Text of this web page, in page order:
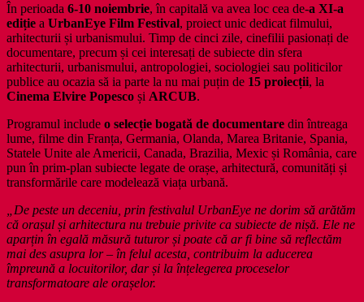
În perioada 6-10 noiembrie, în capitală va avea loc cea de-a XI-a
ediție a UrbanEye Film Festival, proiect unic dedicat filmului,
arhitecturii și urbanismului. Timp de cinci zile, cinefilii pasionați de
documentare, precum și cei interesați de subiecte din sfera
arhitecturii, urbanismului, antropologiei, sociologiei sau politicilor
publice au ocazia să ia parte la nu mai puțin de 15 proiecții, la
Cinema Elvire Popesco și ARCUB.
Programul include o selecție bogată de documentare din întreaga
lume, filme din Franța, Germania, Olanda, Marea Britanie, Spania,
Statele Unite ale Americii, Canada, Brazilia, Mexic și România, care
pun în prim-plan subiecte legate de orașe, arhitectură, comunități și
transformările care modelează viața urbană.
„De peste un deceniu, prin festivalul UrbanEye ne dorim să arătăm
că orașul și arhitectura nu trebuie privite ca subiecte de nișă. Ele ne
aparțin în egală măsură tuturor și poate că ar fi bine să reflectăm
mai des asupra lor – în felul acesta, contribuim la aducerea
împreună a locuitorilor, dar și la înțelegerea proceselor
transformatoare ale orașelor.